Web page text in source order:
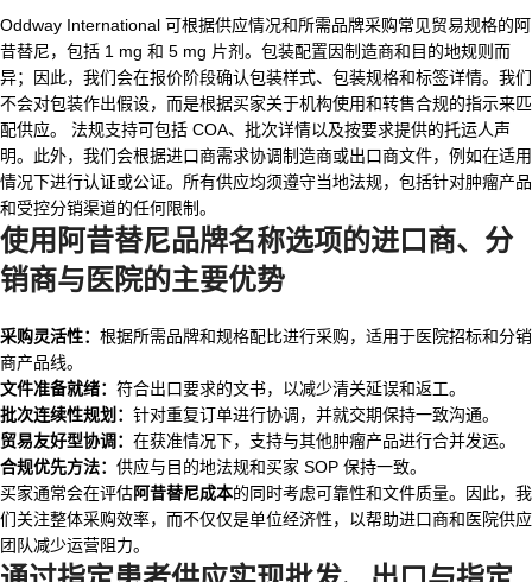
Oddway International 可根据供应情况和所需品牌采购常见贸易规格的阿
昔替尼，包括 1 mg 和 5 mg 片剂。包装配置因制造商和目的地规则而
异；因此，我们会在报价阶段确认包装样式、包装规格和标签详情。我们
不会对包装作出假设，而是根据买家关于机构使用和转售合规的指示来匹
配供应。 法规支持可包括 COA、批次详情以及按要求提供的托运人声
明。此外，我们会根据进口商需求协调制造商或出口商文件，例如在适用
情况下进行认证或公证。所有供应均须遵守当地法规，包括针对肿瘤产品
和受控分销渠道的任何限制。
使用 阿昔替尼品牌名称选项的进口商、分
销商与医院的主要优势
采购灵活性： 根据所需品牌和规格配比进行采购，适用于医院招标和分销
商产品线。
文件准备就绪： 符合出口要求的文书，以减少清关延误和返工。
批次连续性规划： 针对重复订单进行协调，并就交期保持一致沟通。
贸易友好型协调： 在获准情况下，支持与其他肿瘤产品进行合并发运。
合规优先方法： 供应与目的地法规和买家 SOP 保持一致。
买家通常会在评估阿昔替尼成本的同时考虑可靠性和文件质量。因此，我
们关注整体采购效率，而不仅仅是单位经济性，以帮助进口商和医院供应
团队减少运营阻力。